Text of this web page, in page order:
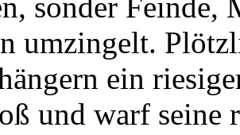
sonder Feinde,
umzingelt.
ein
und warf seine